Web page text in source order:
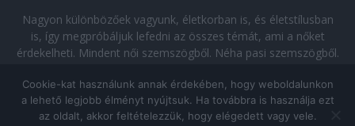
Nagyon különbözőek vagyunk, életkorban is, és életstílusban
is, így megpróbáljuk lefedni az összes témát, ami a nőket
érdekelheti. Mindent női szemszögből. Néha pasi szemszögből.
kikapcsolódásra vágysz!
Cookie-kat használunk annak érdekében, hogy weboldalunkon
a lehető legjobb élményt nyújtsuk. Ha továbbra is használja ezt
az oldalt, akkor feltételezzük, hogy elégedett vagy vele.